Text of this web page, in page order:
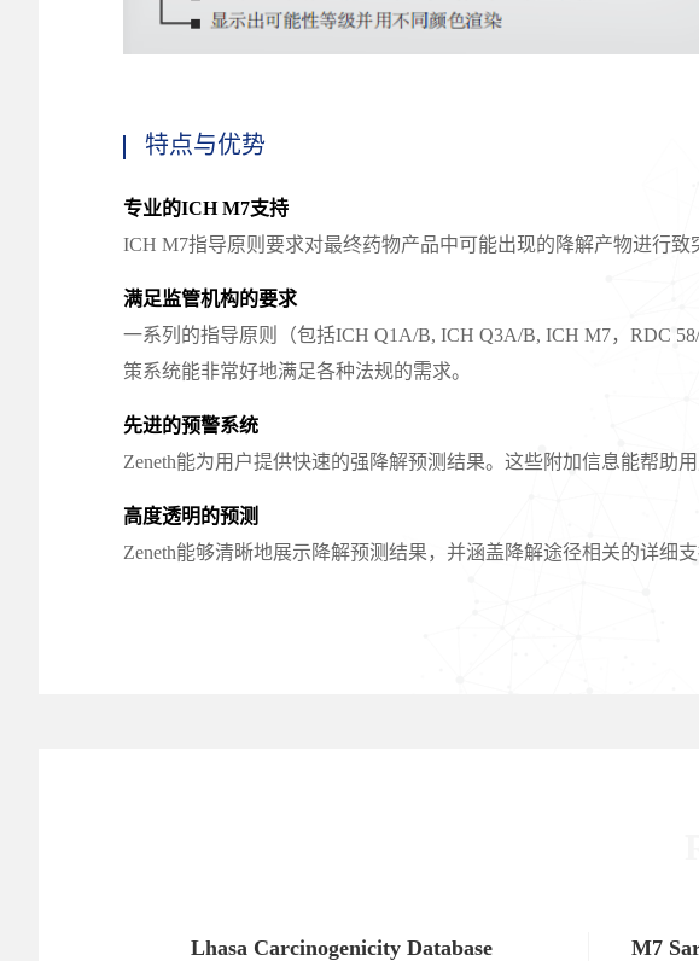
特点与优势
专业的ICH M7支持
ICH M7指导原则要求对最终药物产品中可能出现的降解产物进行
满足监管机构的要求
一系列的指导原则（包括ICH Q1A/B, ICH Q3A/B, ICH M7，RDC
策系统能非常好地满足各种法规的需求。
先进的预警系统
Zeneth能为用户提供快速的强降解预测结果。这些附加信息能帮助
高度透明的预测
Zeneth能够清晰地展示降解预测结果，并涵盖降解途径相关的详细
Lhasa Carcinogenicity Database M7